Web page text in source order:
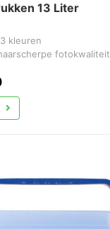
13 Liter
kleuren
fotokwaliteit